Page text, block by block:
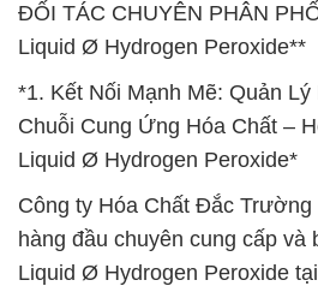
ĐỐI TÁC CHUYÊN PHÂN
Liquid Ø Hydrogen Peroxide**
*1. Kết Nối Mạnh Mẽ: Quản Lý
Chuỗi Cung Ứng Hóa Chất –
Liquid Ø Hydrogen Peroxide*
Công ty Hóa Chất Đắc
hàng đầu chuyên cung cấp và
Liquid Ø Hydrogen Peroxide